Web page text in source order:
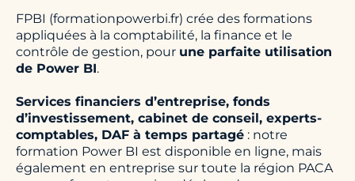
FPBI (formationpowerbi.fr) crée des formations
appliquées à la comptabilité, la finance et le
contrôle de gestion, pour une parfaite utilisation
de Power BI.
Services financiers d’entreprise, fonds
d’investissement, cabinet de conseil, experts-
comptables, DAF à temps partagé : notre
formation Power BI est disponible en ligne, mais
également en entreprise sur toute la région PACA